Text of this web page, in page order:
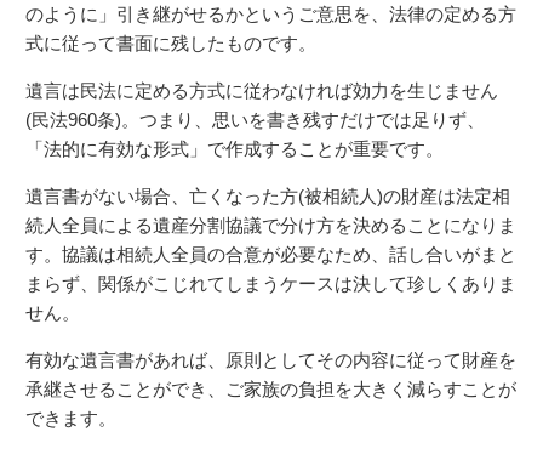
のように」引き継がせるかというご意思を、法律の定める方
式に従って書面に残したものです。
遺言は民法に定める方式に従わなければ効力を生じません
(民法960条)。つまり、思いを書き残すだけでは足りず、
「法的に有効な形式」で作成することが重要です。
遺言書がない場合、亡くなった方(被相続人)の財産は法定相
続人全員による遺産分割協議で分け方を決めることになりま
す。協議は相続人全員の合意が必要なため、話し合いがまと
まらず、関係がこじれてしまうケースは決して珍しくありま
せん。
有効な遺言書があれば、原則としてその内容に従って財産を
承継させることができ、ご家族の負担を大きく減らすことが
できます。